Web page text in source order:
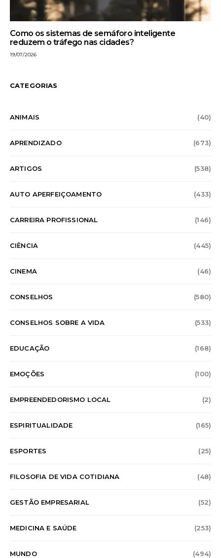
Como os sistemas de semáforo inteligente
reduzem o tráfego nas cidades?
19/07/2026
CATEGORIAS
ANIMAIS (40)
APRENDIZADO (673)
ARTIGOS (538)
AUTO APERFEIÇOAMENTO (433)
CARREIRA PROFISSIONAL (146)
CIÊNCIA (445)
CINEMA (46)
CONSELHOS (580)
CONSELHOS SOBRE A VIDA (533)
EDUCAÇÃO (168)
EMOÇÕES (100)
EMPREENDEDORISMO LOCAL (2)
ESPIRITUALIDADE (165)
ESPORTES (25)
FILOSOFIA DE VIDA COTIDIANA (48)
GESTÃO EMPRESARIAL (52)
MEDICINA E SAÚDE (253)
MUNDO (494)